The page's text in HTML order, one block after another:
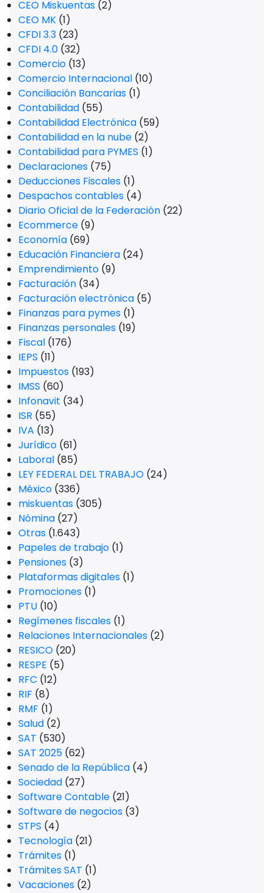
CEO Miskuentas (2)
CEO MK (1)
CFDI 3.3 (23)
CFDI 4.0 (32)
Comercio (13)
Comercio Internacional (10)
Conciliación Bancarias (1)
Contabilidad (55)
Contabilidad Electrónica (59)
Contabilidad en la nube (2)
Contabilidad para PYMES (1)
Declaraciones (75)
Deducciones Fiscales (1)
Despachos contables (4)
Diario Oficial de la Federación (22)
Ecommerce (9)
Economía (69)
Educación Financiera (24)
Emprendimiento (9)
Facturación (34)
Facturación electrónica (5)
Finanzas para pymes (1)
Finanzas personales (19)
Fiscal (176)
IEPS (11)
Impuestos (193)
IMSS (60)
Infonavit (34)
ISR (55)
IVA (13)
Jurídico (61)
Laboral (85)
LEY FEDERAL DEL TRABAJO (24)
México (336)
miskuentas (305)
Nómina (27)
Otras (1.643)
Papeles de trabajo (1)
Pensiones (3)
Plataformas digitales (1)
Promociones (1)
PTU (10)
Regímenes fiscales (1)
Relaciones Internacionales (2)
RESICO (20)
RESPE (5)
RFC (12)
RIF (8)
RMF (1)
Salud (2)
SAT (530)
SAT 2025 (62)
Senado de la República (4)
Sociedad (27)
Software Contable (21)
Software de negocios (3)
STPS (4)
Tecnología (21)
Trámites (1)
Trámites SAT (1)
Vacaciones (2)